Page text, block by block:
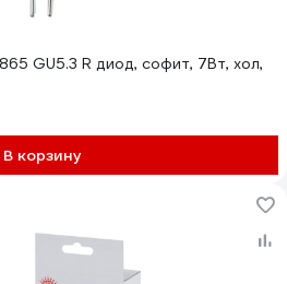
GU5.3 R диод, софит, 7Вт, хол,
В корзину